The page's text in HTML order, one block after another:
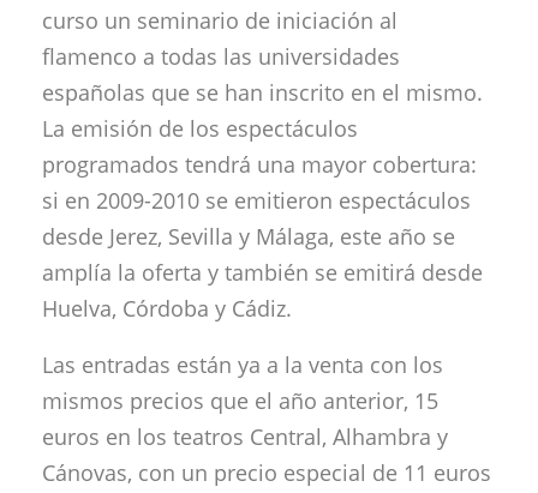
curso un seminario de iniciación al
flamenco a todas las universidades
españolas que se han inscrito en el mismo.
La emisión de los espectáculos
programados tendrá una mayor cobertura:
si en 2009-2010 se emitieron espectáculos
desde Jerez, Sevilla y Málaga, este año se
amplía la oferta y también se emitirá desde
Huelva, Córdoba y Cádiz.
Las entradas están ya a la venta con los
mismos precios que el año anterior, 15
euros en los teatros Central, Alhambra y
Cánovas, con un precio especial de 11 euros